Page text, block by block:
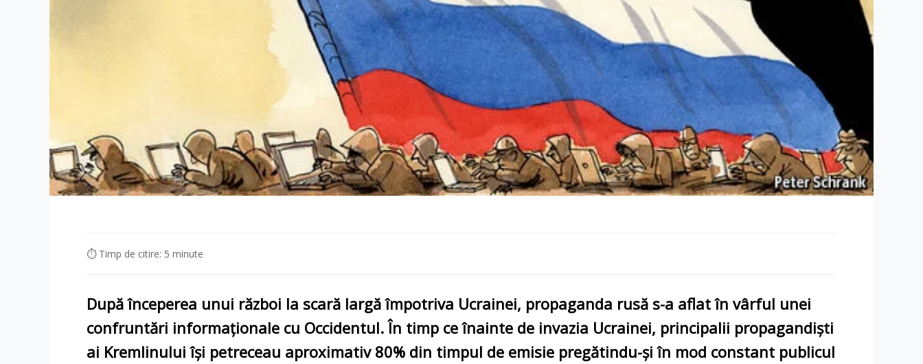
⏱ Timp de citire: 5 minute
După începerea unui război la scară largă împotriva Ucrainei, propaganda rusă s-a aflat în vârful unei
confruntări informaționale cu Occidentul. În timp ce înainte de invazia Ucrainei, principalii propagandiști
ai Kremlinului își petreceau aproximativ 80% din timpul de emisie pregătindu-și în mod constant publicul